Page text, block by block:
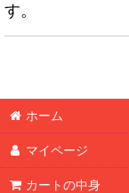
す。
ホーム
マイページ
カートの中身